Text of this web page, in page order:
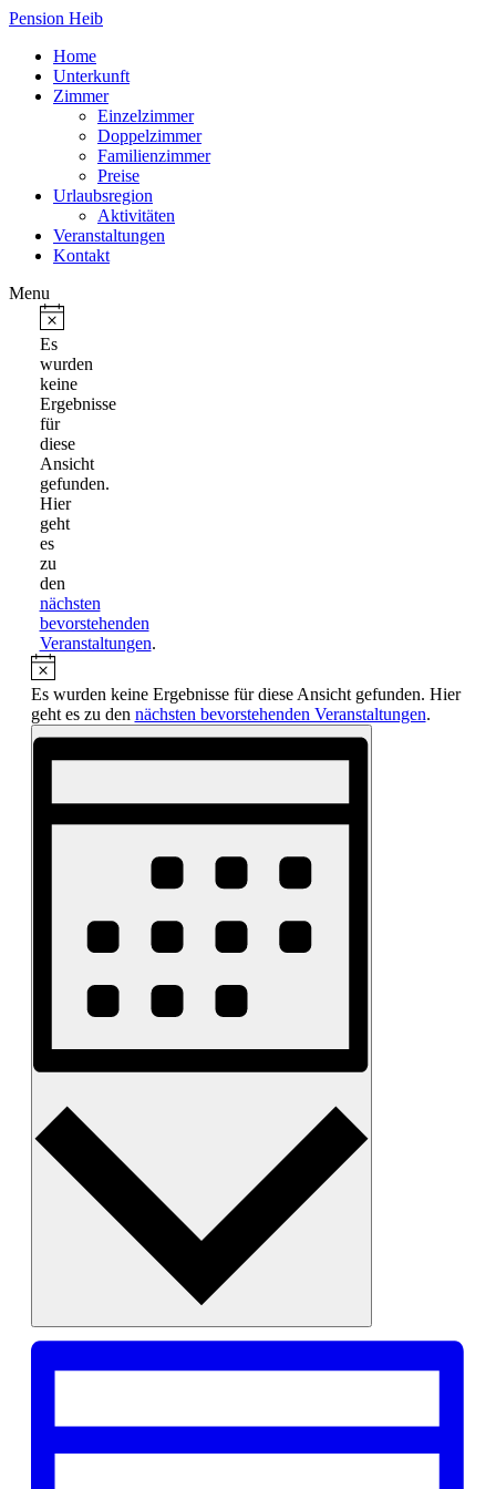
Pension Heib
Home
Unterkunft
Zimmer
Einzelzimmer
Doppelzimmer
Familienzimmer
Preise
Urlaubsregion
Aktivitäten
Veranstaltungen
Kontakt
Menu
Veranstaltungen
Hinweis
Es
wurden
keine
Ergebnisse
für
diese
Ansicht
gefunden.
Hier
geht
es
zu
den
nächsten
bevorstehenden
Veranstaltungen.
Hinweis
Es wurden keine Ergebnisse für diese Ansicht gefunden. Hier
geht es zu den nächsten bevorstehenden Veranstaltungen.
Ansichten-
Navigation
Veranstaltung
Ansichten-